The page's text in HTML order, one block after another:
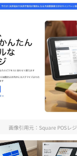
画像引用元： Square POSレジ